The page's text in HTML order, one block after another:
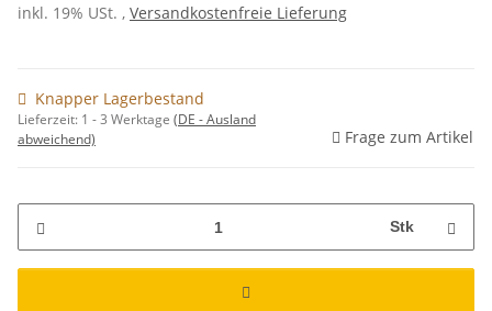
inkl. 19% USt. , Versandkostenfreie Lieferung
Knapper Lagerbestand
Lieferzeit: 1 - 3 Werktage (DE - Ausland
abweichend)
Frage zum Artikel
Stk